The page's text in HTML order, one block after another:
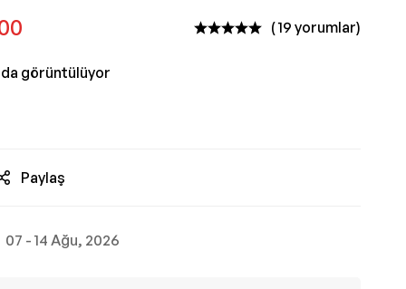
( 19 yorumlar)
görüntülüyor
Paylaş
07 - 14 Ağu, 2026